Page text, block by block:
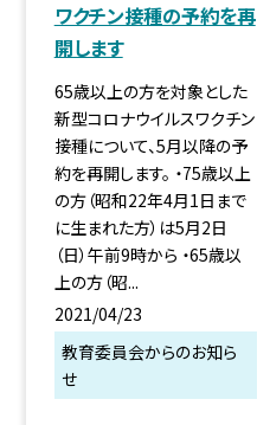
ワクチン接種の予約を再
開します
65歳以上の方を対象とした
新型コロナウイルスワクチン
接種について、5月以降の予
約を再開します。 ・75歳以上
の方（昭和22年4月1日まで
に生まれた方）は5月2日
（日）午前9時から ・65歳以
上の方（昭...
2021/04/23
教育委員会からのお知ら
せ